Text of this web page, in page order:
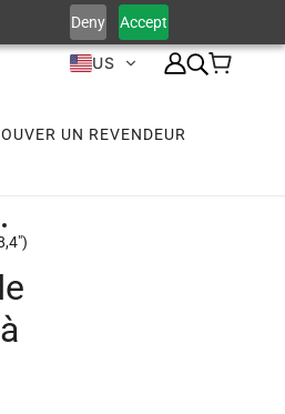
Deny Accept
US
UN REVENDEUR